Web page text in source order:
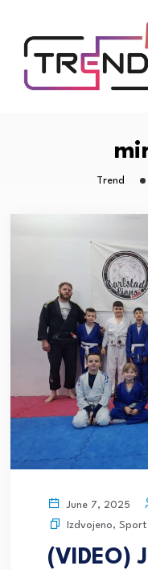
Trend
June 7, 2025
Izdvojeno, Sport
(VIDEO)